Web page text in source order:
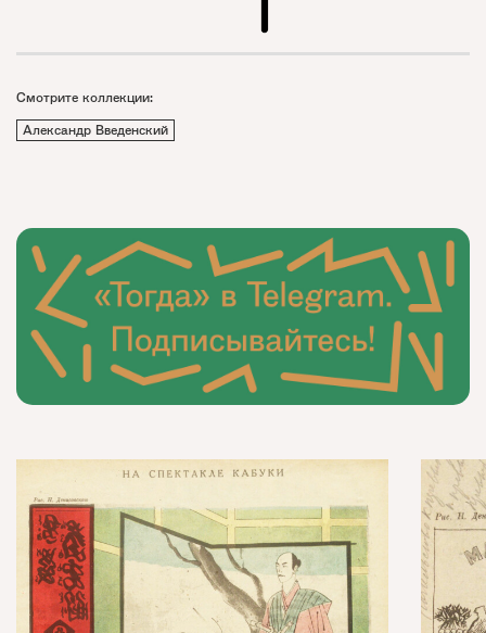
Смотрите коллекции:
Александр Введенский